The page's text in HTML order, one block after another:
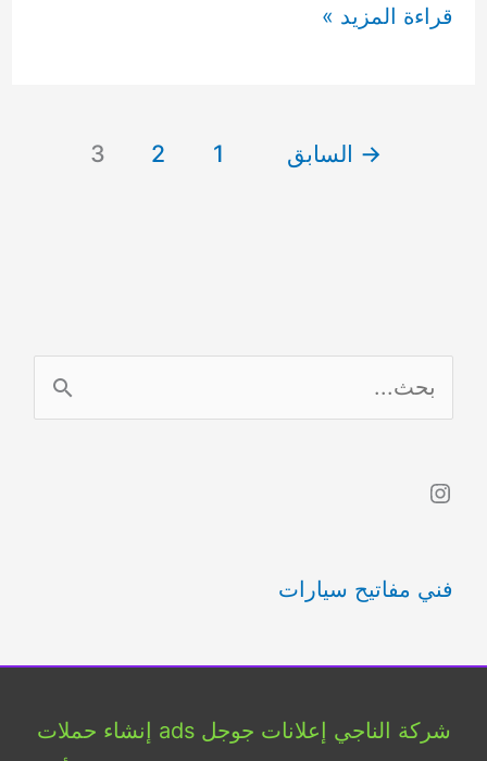
أرخص
65549507
قراءة المزيد »
→ السابق 1
2
3
ل
ح
ع
Instagram
فني مفاتيح سيارات
شركة الناجي إعلانات جوجل ads إنشاء حملات